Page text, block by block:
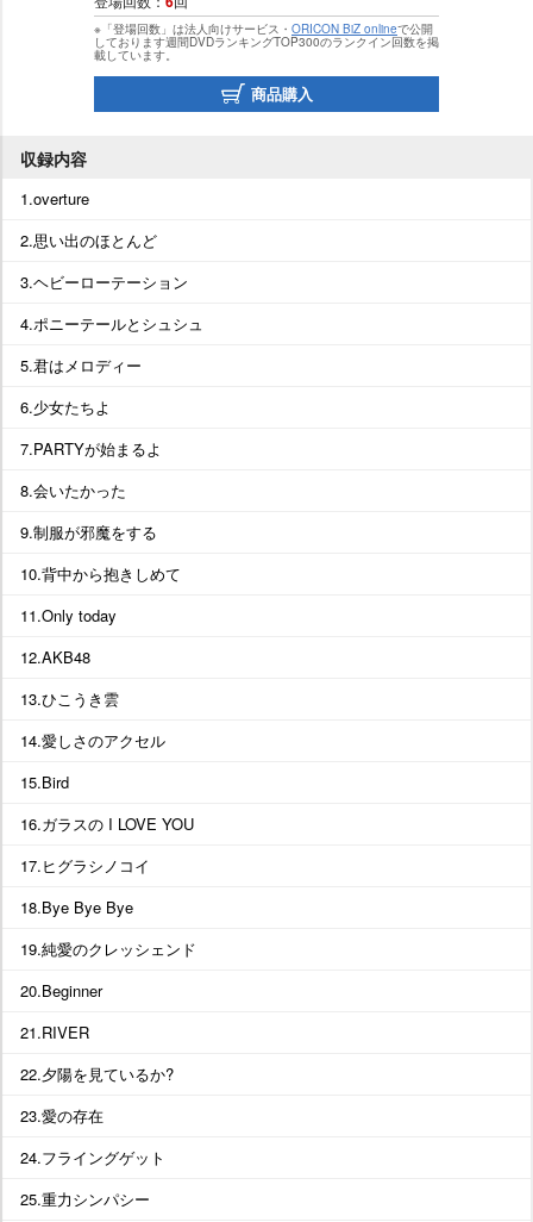
※「登場回数」は法人向けサービス・ ORICON BiZ onlineで公開
しております週間DVDランキングTOP300のランクイン回数を掲
載しています。
商品購入
収録内容
1.overture
2.思い出のほとんど
3.ヘビーローテーション
4.ポニーテールとシュシュ
5.君はメロディー
6.少女たちよ
7.PARTYが始まるよ
8.会いたかった
9.制服が邪魔をする
10.背中から抱きしめて
11.Only today
12.AKB48
13.ひこうき雲
14.愛しさのアクセル
15.Bird
16.ガラスの I LOVE YOU
17.ヒグラシノコイ
18.Bye Bye Bye
19.純愛のクレッシェンド
20.Beginner
21.RIVER
22.夕陽を見ているか?
23.愛の存在
24.フライングゲット
25.重力シンパシー